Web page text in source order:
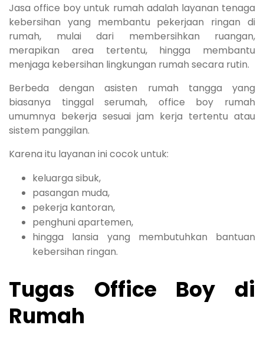
Jasa office boy untuk rumah adalah layanan tenaga
kebersihan yang membantu pekerjaan ringan di
rumah, mulai dari membersihkan ruangan,
merapikan area tertentu, hingga membantu
menjaga kebersihan lingkungan rumah secara rutin.
Berbeda dengan asisten rumah tangga yang
biasanya tinggal serumah, office boy rumah
umumnya bekerja sesuai jam kerja tertentu atau
sistem panggilan.
Karena itu layanan ini cocok untuk:
keluarga sibuk,
pasangan muda,
pekerja kantoran,
penghuni apartemen,
hingga lansia yang membutuhkan bantuan
kebersihan ringan.
Tugas Office Boy di
Rumah